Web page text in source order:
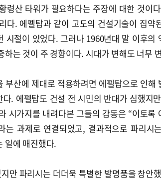
령산 타워가 필요하다는 주장에 대한 것이
다. 에펠탑과 같이 고도의 건설기술이 집약
시절이 있었다. 그러나 1960년대 말 이후의
하는 것이 주 경향이다. 시대가 변해도 너무
부산에 제대로 적용하려면 에펠탑으로 인해
다. 에펠탑도 건설 전 시민의 반대가 심했지
시가지를 내려다본 그들의 감동은 “이토록
는 과제로 연결되었고, 결과적으로 파리시
일에 매진했다.
만 파리시는 더더욱 특별한 발명품을 창안